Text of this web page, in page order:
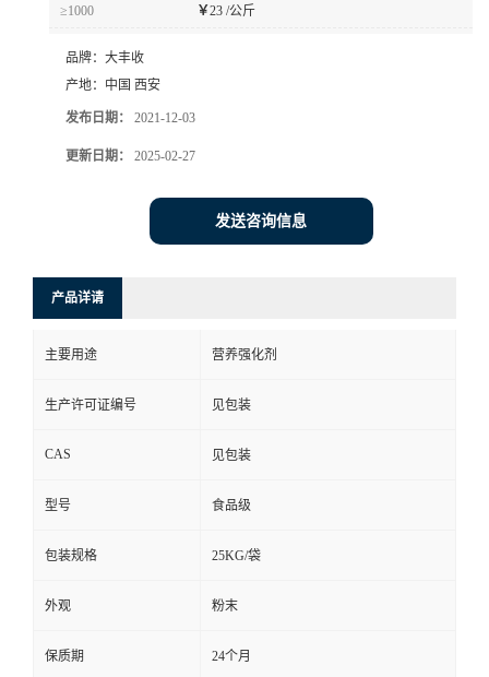
≥1000 ￥23 /公斤
品牌： 大丰收
产地： 中国 西安
发布日期： 2021-12-03
更新日期： 2025-02-27
发送咨询信息
产品详请
主要用途 营养强化剂
生产许可证编号 见包装
CAS 见包装
型号 食品级
包装规格 25KG/袋
外观 粉末
保质期 24个月